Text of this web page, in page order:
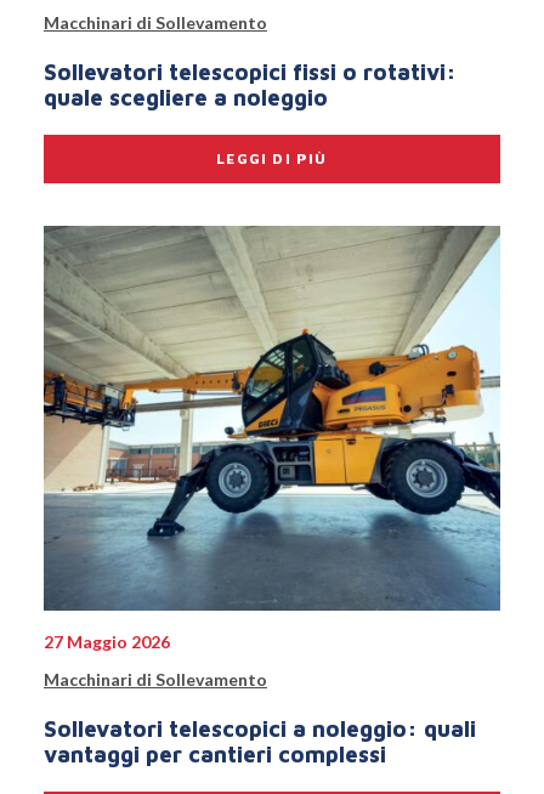
Macchinari di Sollevamento
Sollevatori telescopici fissi o rotativi:
quale scegliere a noleggio
LEGGI DI PIÙ
27 Maggio 2026
Macchinari di Sollevamento
Sollevatori telescopici a noleggio: quali
vantaggi per cantieri complessi